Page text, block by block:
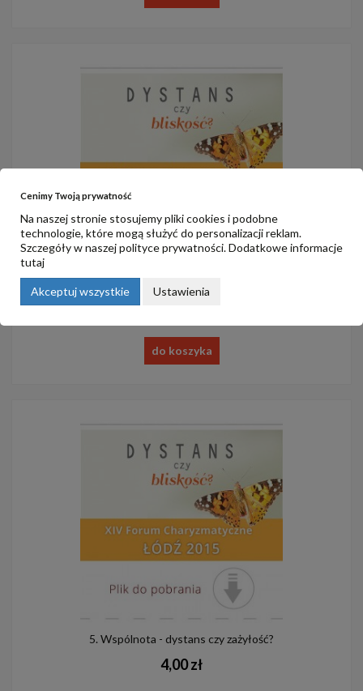
do koszyka
5. Wspólnota - dystans czy zażyłość?
4,00 zł
Cenimy Twoją prywatność
Na naszej stronie stosujemy pliki cookies i podobne
technologie, które mogą służyć do personalizacji reklam.
Szczegóły w naszejpolityce prywatności. Dodatkowe informacje
tutaj
Akceptuj wszystkie Ustawienia